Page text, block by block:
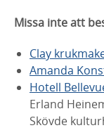
Missa inte att
Clay
Amanda
Hotell
Erland
Skövde